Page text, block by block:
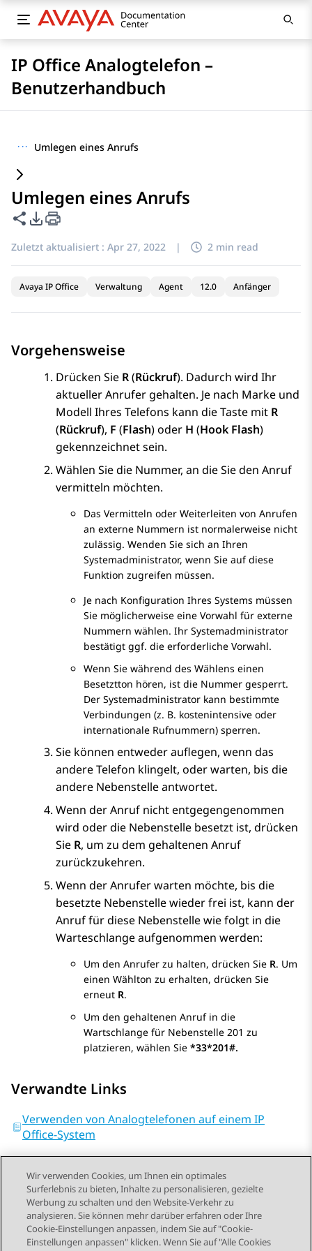
IP Office Analogtelefon –
Benutzerhandbuch
··· Umlegen eines Anrufs
Umlegen eines Anrufs
Diese Seite teilen
PDF-Exportoptionen
Zuletzt aktualisiert : Apr 27, 2022 | 2 min read
Avaya IP Office Verwaltung Agent 12.0 Anfänger
Vorgehensweise
Drücken Sie R(Rückruf). Dadurch wird Ihr
aktueller Anrufer gehalten. Je nach Marke und
Modell Ihres Telefons kann die Taste mit R
(Rückruf), F (Flash) oder H (Hook Flash)
gekennzeichnet sein.
Wählen Sie die Nummer, an die Sie den Anruf
vermitteln möchten.
Das Vermitteln oder Weiterleiten von Anrufen
an externe Nummern ist normalerweise nicht
zulässig. Wenden Sie sich an Ihren
Systemadministrator, wenn Sie auf diese
Funktion zugreifen müssen.
Je nach Konfiguration Ihres Systems müssen
Sie möglicherweise eine Vorwahl für externe
Nummern wählen. Ihr Systemadministrator
bestätigt ggf. die erforderliche Vorwahl.
Wenn Sie während des Wählens einen
Besetztton hören, ist die Nummer gesperrt.
Der Systemadministrator kann bestimmte
Verbindungen (z. B. kostenintensive oder
internationale Rufnummern) sperren.
Sie können entweder auflegen, wenn das
andere Telefon klingelt, oder warten, bis die
andere Nebenstelle antwortet.
Wenn der Anruf nicht entgegengenommen
wird oder die Nebenstelle besetzt ist, drücken
Sie R, um zu dem gehaltenen Anruf
zurückzukehren.
Wenn der Anrufer warten möchte, bis die
besetzte Nebenstelle wieder frei ist, kann der
Anruf für diese Nebenstelle wie folgt in die
Warteschlange aufgenommen werden:
Um den Anrufer zu halten, drücken Sie R. Um
einen Wählton zu erhalten, drücken Sie
erneut R.
Um den gehaltenen Anruf in die
Wartschlange für Nebenstelle 201 zu
platzieren, wählen Sie *33*201#.
Verwandte Links
Verwenden von Analogtelefonen auf einem IP
Office-System
Send Feedback
Wir verwenden Cookies, um Ihnen ein optimales
Surferlebnis zu bieten, Inhalte zu personalisieren, gezielte
Werbung zu schalten und den Website-Verkehr zu
analysieren. Sie können mehr darüber erfahren oder Ihre
Cookie-Einstellungen anpassen, indem Sie auf "Cookie-
Einstellungen anpassen" klicken. Wenn Sie auf "Alle Cookies